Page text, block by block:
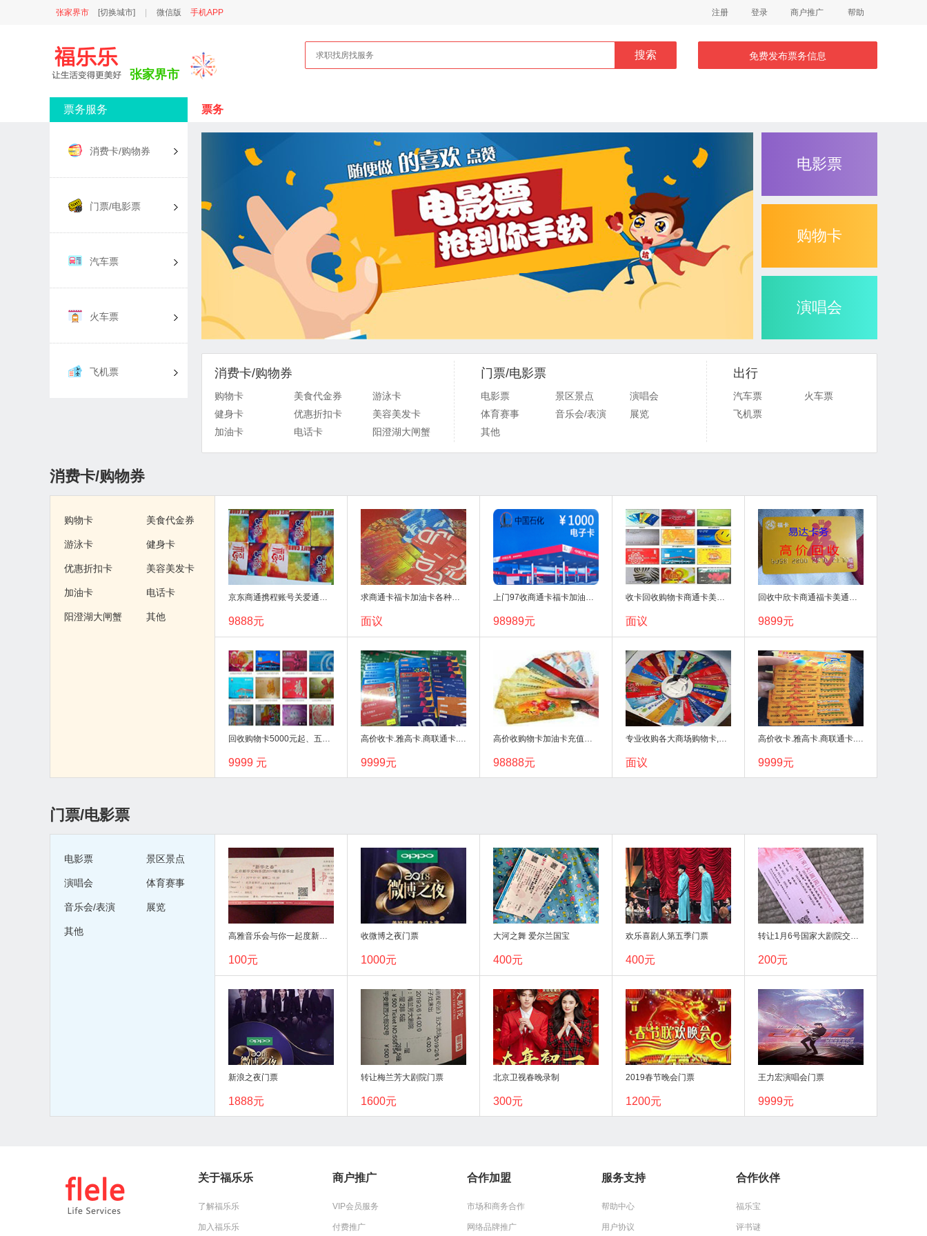
张家界市 [切换城市] 微信版 手机APP 注册 登录 商户推广 帮助
张家界市
搜索 免费发布票务信息
票务服务 票务
消费卡/购物券
门票/电影票
汽车票
火车票
飞机票
电影票
购物卡
演唱会
消费卡/购物券
购物卡 美食代金券
游泳卡
健身卡
优惠折扣卡
美容美发卡
加油卡
电话卡 阳澄湖大闸蟹
门票/电影票
电影票 景区景点
演唱会
体育赛事
音乐会/表演
展览
其他
出行
汽车票
火车票
飞机票
消费卡/购物券
购物卡 美食代金券
游泳卡 健身卡
优惠折扣卡 美容美发卡
加油卡 电话卡
阳澄湖大闸蟹 其他
京东商通携程账号关爱通给福卡苏宁福卡
9888元
求商通卡福卡加油卡各种超市卡
面议
上门97收商通卡福卡加油卡携程卡美通卡充值卡
98989元
收卡回收购物卡商通卡美通卡福卡中欣京东卡
面议
回收中欣卡商通福卡美通沃尔玛石化石油卡京东卡电影卡
9899元
回收购物卡5000元起、五环内交通便利可上门
9999 元
高价收卡.雅高卡.商联通卡.福卡.高汇通卡
9999元
高价收购物卡加油卡充值卡公交电影图书蛋糕卡
98888元
专业收购各大商场购物卡,报价最优,量大更高,上门取
面议
高价收卡.雅高卡.商联通卡.福卡.高汇通卡
9999元
门票/电影票
电影票 景区景点
演唱会 体育赛事
音乐会/表演 展览
其他 高雅音乐会与你一起度新年！
100元
收微博之夜门票
1000元
大河之舞 爱尔兰国宝
400元
欢乐喜剧人第五季门票
400元
转让1月6号国家大剧院交响乐门票
200元
新浪之夜门票
1888元
转让梅兰芳大剧院门票
1600元
北京卫视春晚录制
300元
2019春节晚会门票
1200元
王力宏演唱会门票
9999元
关于福乐乐
了解福乐乐
加入福乐乐
商户推广
VIP会员服务
付费推广
合作加盟
市场和商务合作
网络品牌推广
服务支持
帮助中心
用户协议
合作伙伴
福乐宝
评书谜